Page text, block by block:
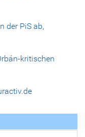
der PiS ab,
kritischen